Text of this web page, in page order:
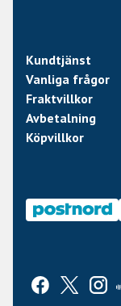
Kundtjänst
Vanliga frågor
Fraktvillkor
Avbetalning
Köpvillkor